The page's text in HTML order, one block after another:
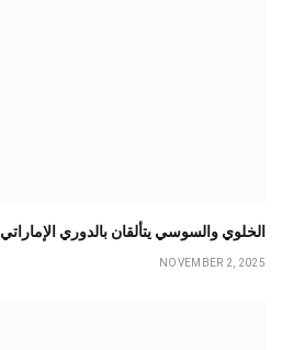
الخلوي والسوسي يتألقان بالدوري الإماراتي
NOVEMBER 2, 2025